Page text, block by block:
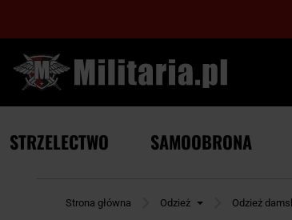
STRZELECTWO SAMOOBRONA
Strona główna Odzież Odzież